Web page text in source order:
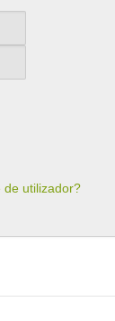
de utilizador?